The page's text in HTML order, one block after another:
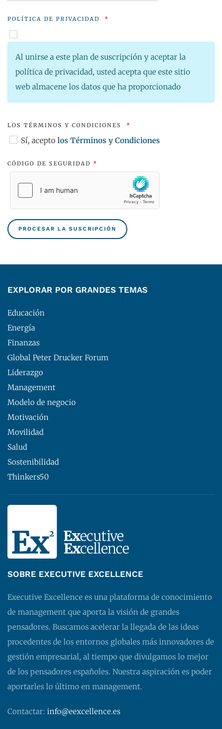
POLÍTICA DE PRIVACIDAD *
Al unirse a este plan de suscripción y aceptar la
política de privacidad, usted acepta que este sitio
web almacene los datos que ha proporcionado
LOS TÉRMINOS Y CONDICIONES *
Sí, acepto los Términos y Condiciones
CÓDIGO DE SEGURIDAD *
EXPLORAR POR GRANDES TEMAS
Educación
Energía
Finanzas
Global Peter Drucker Forum
Liderazgo
Management
Modelo de negocio
Motivación
Movilidad
Salud
Sostenibilidad
Thinkers50
SOBRE EXECUTIVE EXCELLENCE
Executive Excellence es una plataforma de conocimiento
de management que aporta la visión de grandes
pensadores. Buscamos acelerar la llegada de las ideas
procedentes de los entornos globales más innovadores de
gestión empresarial, al tiempo que divulgamos lo mejor
de los pensadores españoles. Nuestra aspiración es poder
aportarles lo último en management.
Contactar: info@eexcellence.es